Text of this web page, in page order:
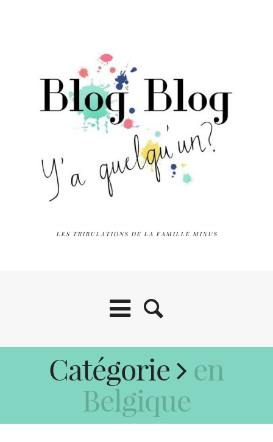
LES TRIBULATIONS DE LA FAMILLE MINUS
Catégorie en
Belgique